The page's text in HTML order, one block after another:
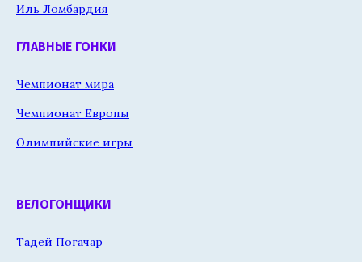
Иль Ломбардия
ГЛАВНЫЕ ГОНКИ
Чемпионат мира
Чемпионат Европы
Олимпийские игры
ВЕЛОГОНЩИКИ
Тадей Погачар